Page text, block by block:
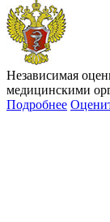
Независимая
медицинскими
Подробнее